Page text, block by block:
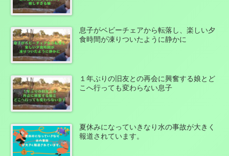
息子がベビーチェアから転落し、楽しい夕
食時間が凍りついたように静かに
１年ぶりの旧友との再会に興奮する娘とど
こへ行っても変わらない息子
夏休みになっていきなり水の事故が大きく
報道されています。